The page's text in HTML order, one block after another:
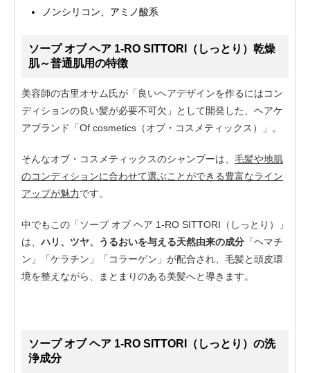
ノンシリコン、アミノ酸系
ソープ オブ ヘア 1-RO SITTORI（しっとり）乾燥
肌～普通肌用の特徴
美容師の古里オサム氏が「良いヘアデザインを作るにはコン
ディションの良い髪が必要不可欠」として開発した、ヘアケ
アブランド「Of cosmetics（オブ・コスメティックス）」。
そんなオブ・コスメティックスのシャンプーは、 毛髪や地肌
のコンディションに合わせて選ぶことができる豊富なライン
アップが魅力です。
中でもこの「ソープ オブ ヘア 1-RO SITTORI（しっとり）」
は、ハリ、ツヤ、うるおいを与える天然由来の成分 「ヘマチ
ン」「ケラチン」「コラーゲン」が配合され、毛髪と頭皮環
境を整えながら、まとまりのある美髪へと導きます。
ソープ オブ ヘア 1-RO SITTORI（しっとり）の洗
浄成分